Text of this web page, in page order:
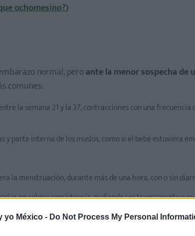
yo México - Do Not Process My Personal
ochomesino?)
normal, peroante la menor sospecha
comunes:
la semana 21 y la 37, contracciones con una frecuencia
y parte interna de los muslos, como si el bebé estuviera
la menstruación, durante más de una hora, con o sin
en color y consistencia, pudiendo ser transparente y
del embarazo.